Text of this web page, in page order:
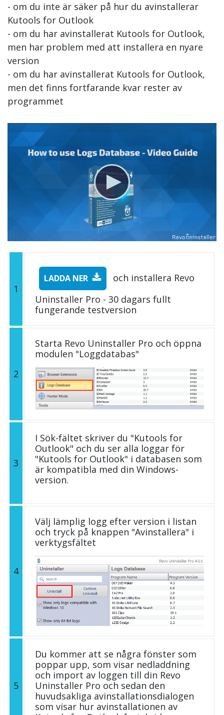
- om du inte är säker på hur du avinstallerar
Kutools for Outlook
- om du har avinstallerat Kutools for Outlook,
men har problem med att installera en nyare
version
- om du har avinstallerat Kutools for Outlook,
men det finns fortfarande kvar rester av
programmet
1
LADDA NER
och installera Revo
Uninstaller Pro - 30 dagars fullt
fungerande testversion
2
Starta Revo Uninstaller Pro och öppna
modulen "Loggdatabas"
3
I Sök-fältet skriver du "Kutools for
Outlook" och du ser alla loggar för
"Kutools for Outlook" i databasen som
är kompatibla med din Windows-
version.
4
Välj lämplig logg efter version i listan
och tryck på knappen "Avinstallera" i
verktygsfältet
5
Du kommer att se några fönster som
poppar upp, som visar nedladdning
och import av loggen till din Revo
Uninstaller Pro och sedan den
huvudsakliga avinstallationsdialogen
som visar hur avinstallationen av